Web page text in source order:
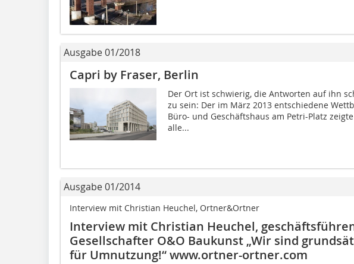
Ausgabe 01/2018
Capri by Fraser, Berlin
Der Ort ist schwierig, die Antworten auf ihn
zu sein: Der im März 2013 entschiedene
Büro- und Geschäftshaus am Petri-Platz
alle...
Ausgabe 01/2014
Interview mit Christian Heuchel, Ortner&Ortner
Interview mit Christian Heuchel,
Gesellschafter O&O Baukunst „Wir sind
für Umnutzung!“ www.ortner-ortner.com